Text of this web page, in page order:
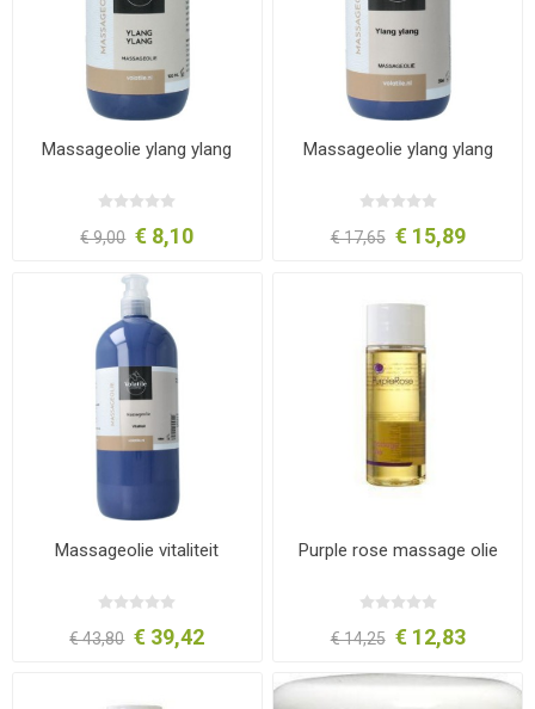
Massageolie ylang ylang
€ 9,00 € 8,10
Massageolie ylang ylang
€ 17,65 € 15,89
Massageolie vitaliteit
€ 43,80 € 39,42
Purple rose massage olie
€ 14,25 € 12,83